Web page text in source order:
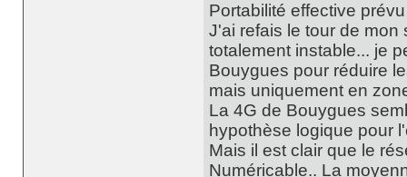
Portabilité effective
J'ai refais le tour de mon
totalement instable... je
Bouygues pour réduire
mais uniquement en
La 4G de Bouygues
hypothèse logique pour
Mais il est clair que le
Numéricable.. La